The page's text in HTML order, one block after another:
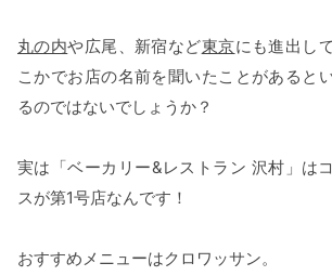
丸の内や広尾、新宿など東京にも進出し
こかでお店の名前を聞いたことがあると
るのではないでしょうか？
実は「ベーカリー&レストラン 沢村」は
スが第1号店なんです！
おすすめメニューはクロワッサン。